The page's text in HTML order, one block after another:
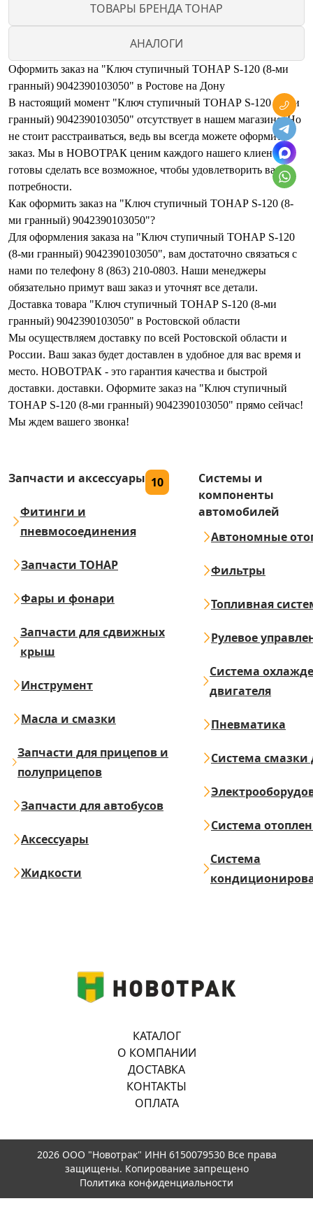
ТОВАРЫ БРЕНДА ТОНАР
АНАЛОГИ
Оформить заказ на "Ключ ступичный ТОНАР S-120 (8-ми
гранный) 9042390103050" в Ростове на Дону
В настоящий момент "Ключ ступичный ТОНАР S-120 (8-ми
гранный) 9042390103050" отсутствует в нашем магазине. Но
не стоит расстраиваться, ведь вы всегда можете оформить
заказ. Мы в НОВОТРАК ценим каждого нашего клиента и
готовы сделать все возможное, чтобы удовлетворить ваши
потребности.
Как оформить заказ на "Ключ ступичный ТОНАР S-120 (8-
ми гранный) 9042390103050"?
Для оформления заказа на "Ключ ступичный ТОНАР S-120
(8-ми гранный) 9042390103050", вам достаточно связаться с
нами по телефону 8 (863) 210-0803. Наши менеджеры
обязательно примут ваш заказ и уточнят все детали.
Доставка товара "Ключ ступичный ТОНАР S-120 (8-ми
гранный) 9042390103050" в Ростовской области
Мы осуществляем доставку по всей Ростовской области и
России. Ваш заказ будет доставлен в удобное для вас время и
место. НОВОТРАК - это гарантия качества и быстрой
доставки. доставки. Оформите заказ на "Ключ ступичный
ТОНАР S-120 (8-ми гранный) 9042390103050" прямо сейчас!
Мы ждем вашего звонка!
Запчасти и аксессуары 10
Фитинги и
пневмосоединения
Запчасти ТОНАР
Фары и фонари
Запчасти для сдвижных
крыш
Инструмент
Масла и смазки
Запчасти для прицепов и
полуприцепов
Запчасти для автобусов
Аксессуары
Жидкости
Системы и
компоненты
автомобилей
Автономные
Фильтры
Топливная
Рулевое
Система
двигателя
Пневматика
Система смазки
Система
Система
КАТАЛОГ
О КОМПАНИИ
ДОСТАВКА
КОНТАКТЫ
ОПЛАТА
2026 ООО "Новотрак" ИНН 6150079530 Все права
защищены. Копирование запрещено
Политика конфиденциальности